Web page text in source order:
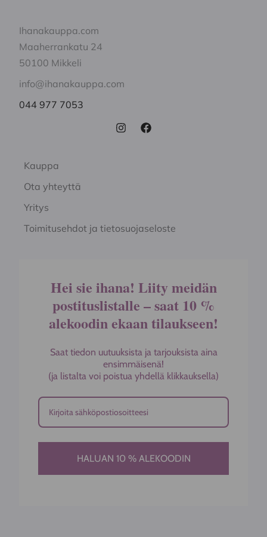
Ihanakauppa.com
Maaherrankatu 24
50100 Mikkeli
info@ihanakauppa.com
044 977 7053
Kauppa
Ota yhteyttä
Yritys
Toimitusehdot ja tietosuojaseloste
Hei sie ihana! Liity meidän
postituslistalle – saat 10 %
alekoodin ekaan tilaukseen!
Saat tiedon uutuuksista ja tarjouksista aina
ensimmäisenä!
(ja listalta voi poistua yhdellä klikkauksella)
HALUAN 10 % ALEKOODIN